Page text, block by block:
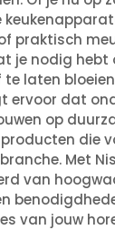
praktisch
je nodig hebt
laten
ervoor dat
op
die
Met
van
van jouw